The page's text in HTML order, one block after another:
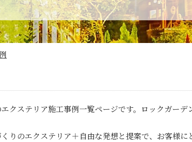
クステリア施工事例一覧ページです。ロックガー
りのエクステリア＋自由な発想と提案で、お客様に